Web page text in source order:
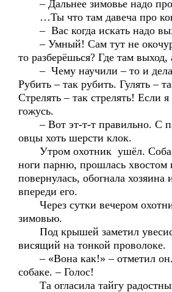
– Дальнее зимовье надо
…Ты что там давеча про
– Вас когда искать надо
– Умный! Сам тут не
то разберёшься? Где там выход,
– Чему научили – то и
Рубить – так рубить. Гулять –
Стрелять – так стрелять! Если
гожусь.
– Вот эт-т-т правильно. С
овцы хоть шерсти клок.
Утром охотник ушёл.
ноги парню, прошлась
повернулась, обогнала хозяина
впереди его.
Через сутки вечером
зимовью.
Под крышей заметил
висящий на тонкой проволоке.
– «Вона как!» – отметил
собаке. – Голос!
Та огласила тайгу